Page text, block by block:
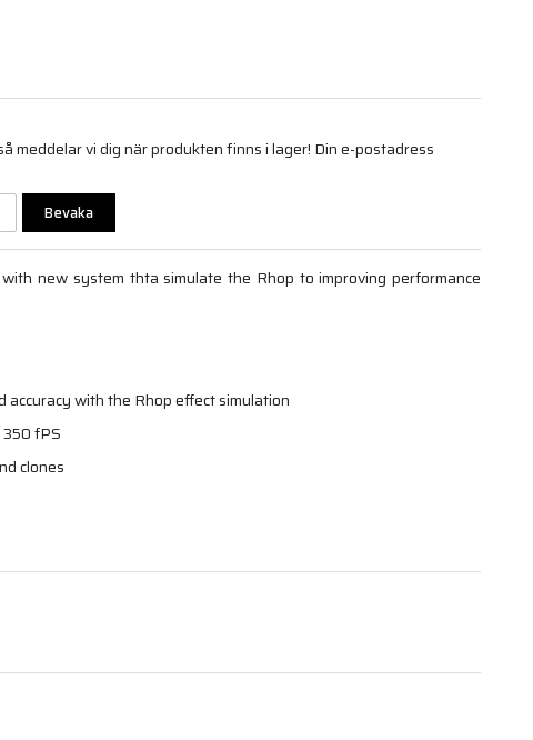
meddelar vi dig när produkten finns i lager! Din e-postadress
Bevaka
new system thta simulate the Rhop to improving performance
accuracy with the Rhop effect simulation
fPS
clones